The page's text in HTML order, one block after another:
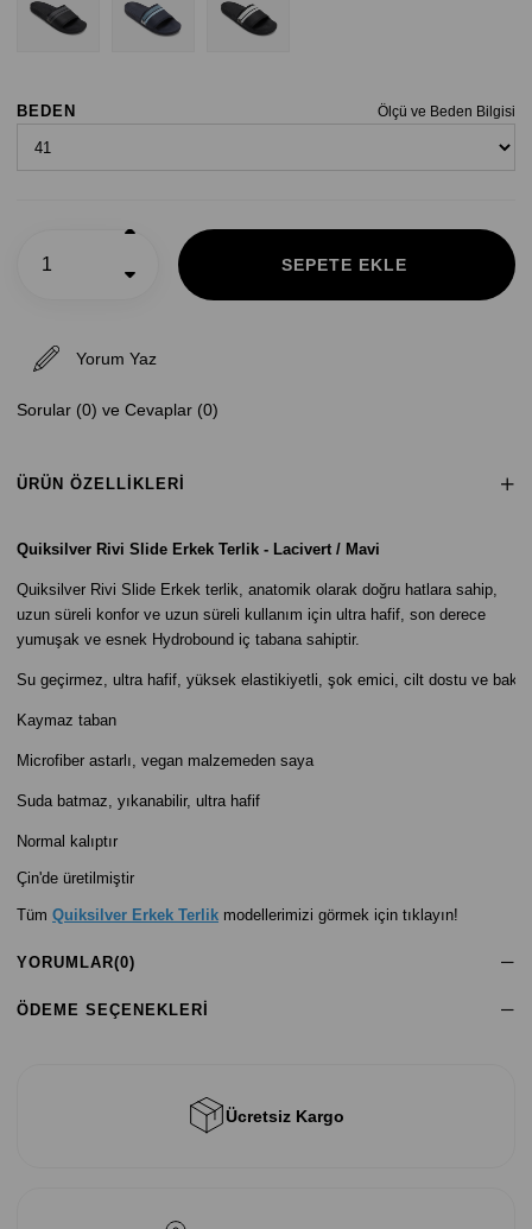
Ölçü ve Beden Bilgisi
BEDEN
Yorum Yaz
Sorular (0) ve Cevaplar (0)
ÜRÜN ÖZELLIKLERI
Quiksilver Rivi Slide Erkek Terlik - Lacivert / Mavi
Quiksilver Rivi Slide Erkek terlik, anatomik olarak doğru hatlara sahip,
uzun süreli konfor ve uzun süreli kullanım için ultra hafif, son derece
yumuşak ve esnek Hydrobound iç tabana sahiptir.
Su geçirmez, ultra hafif, yüksek elastikiyetli, şok emici, cilt dostu ve
Kaymaz taban
Microfiber astarlı, vegan malzemeden saya
Suda batmaz, yıkanabilir, ultra hafif
Normal kalıptır
Çin'de üretilmiştir
Tüm Quiksilver Erkek Terlik modellerimizi görmek için tıklayın!
YORUMLAR(0)
ÖDEME SEÇENEKLERI
Ücretsiz Kargo